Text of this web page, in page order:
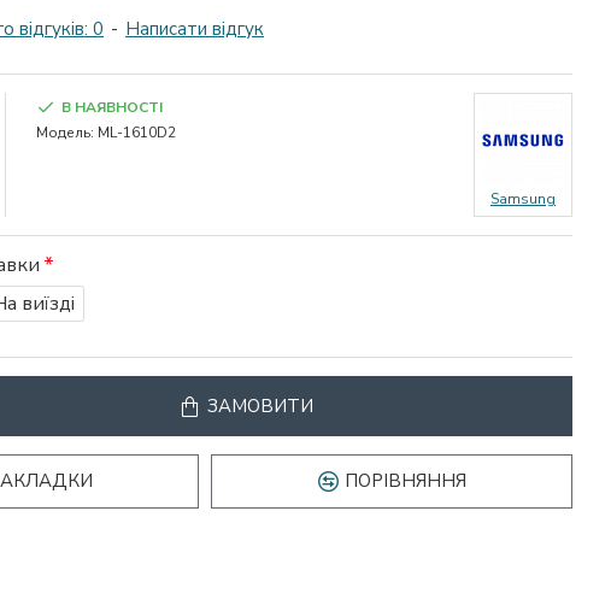
відгуків: 0 - Написати відгук
В НАЯВНОСТІ
Модель: ML-1610D2
Samsung
виїзді
ЗАМОВИТИ
ПОРІВНЯННЯ